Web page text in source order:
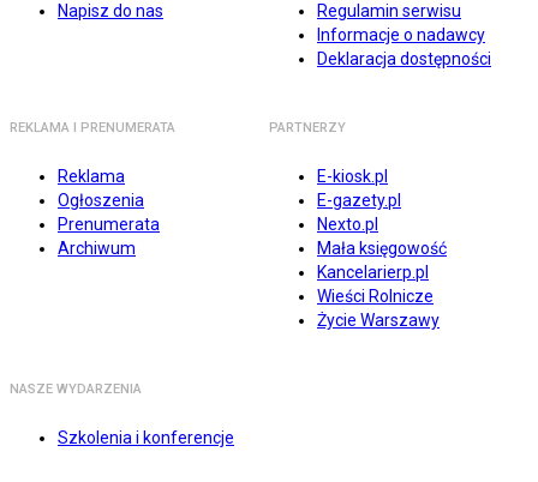
Napisz do nas
Regulamin serwisu
Informacje o nadawcy
Deklaracja dostępności
REKLAMA I PRENUMERATA
Reklama
Ogłoszenia
Prenumerata
Archiwum
PARTNERZY
E-kiosk.pl
E-gazety.pl
Nexto.pl
Mała księgowość
Kancelarierp.pl
Wieści Rolnicze
Życie Warszawy
NASZE WYDARZENIA
Szkolenia i konferencje